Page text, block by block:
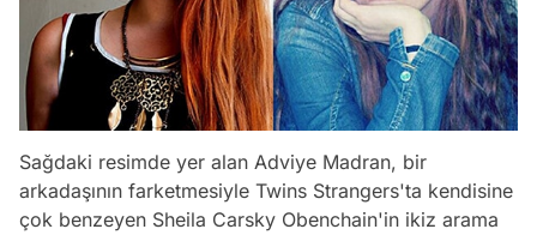
Sağdaki resimde yer alan Adviye Madran, bir
arkadaşının farketmesiyle Twins Strangers'ta kendisine
çok benzeyen Sheila Carsky Obenchain'in ikiz arama